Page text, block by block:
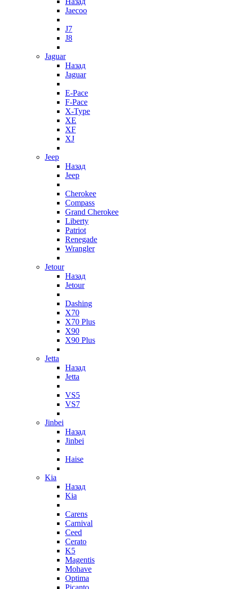
Jaecoo
J7
J8
Jaguar
Назад
Jaguar
E-Pace
F-Pace
X-Type
XE
XF
XJ
Jeep
Назад
Jeep
Cherokee
Compass
Grand Cherokee
Liberty
Patriot
Renegade
Wrangler
Jetour
Назад
Jetour
Dashing
X70
X70 Plus
X90
X90 Plus
Jetta
Назад
Jetta
VS5
VS7
Jinbei
Назад
Jinbei
Haise
Kia
Назад
Kia
Carens
Carnival
Ceed
Cerato
K5
Magentis
Mohave
Optima
Picanto